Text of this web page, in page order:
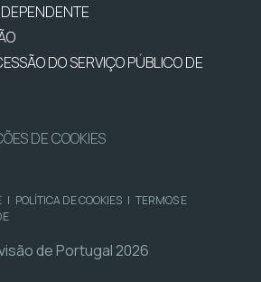
DO SERVIÇO PÚBLICO DE
DE COOKIES
| POLÍTICA DE COOKIES | TERMOS E
de Portugal 2026